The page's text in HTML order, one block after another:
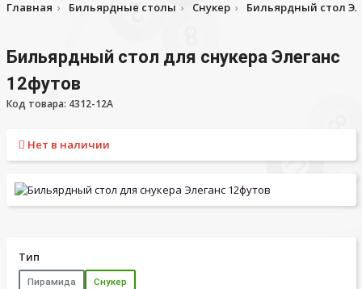
Главная Бильярдные столы Снукер Бильярдный стол
Бильярдный стол для снукера Элеганс
12футов
Код товара: 4312-12A
Нет в наличии
Тип
Пирамида Снукер